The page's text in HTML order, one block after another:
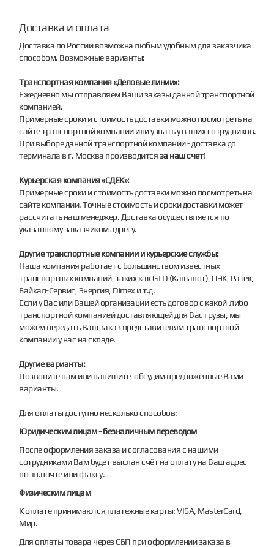
Доставка и оплата
Доставка по России возможна любым удобным для заказчика
способом. Возможные варианты:
Транспортная компания «Деловые линии»:
Ежедневно мы отправляем Ваши заказы данной транспортной
компанией.
Примерные сроки и стоимость доставки можно посмотреть на
сайте транспортной компании или узнать у наших сотрудников.
При выборе данной транспортной компании - доставка до
терминала в г. Москва производитсяза наш счет!
Курьерская компания «СДЕК»:
Примерные сроки и стоимость доставки можно посмотреть на
сайте компании. Точные стоимость и сроки доставки может
рассчитать наш менеджер. Доставка осуществляется по
указанному заказчиком адресу.
Другие транспортные компании и курьерские службы:
Наша компания работает с большинством известных
транспортных компаний, таких как GTD (Кашалот), ПЭК, Ратек,
Байкал-Сервис, Энергия, Dimex и т.д.
Если у Вас или Вашей организации есть договор с какой-либо
транспортной компанией доставляющей для Вас грузы, мы
можем передать Ваш заказ представителям транспортной
компании у нас на складе.
Другие варианты:
Позвоните нам или напишите, обсудим предложенные Вами
варианты.
Для оплаты доступно несколько способов:
Юридическим лицам - безналичным переводом
После оформления заказа и согласования с нашими
сотрудниками Вам будет выслан счёт на оплату на Ваш адрес
по эл.почте или факсу.
Физическим лицам
К оплате принимаются платежные карты: VISA, MasterCard,
Мир.
Для оплаты товара через СБП при оформлении заказа в